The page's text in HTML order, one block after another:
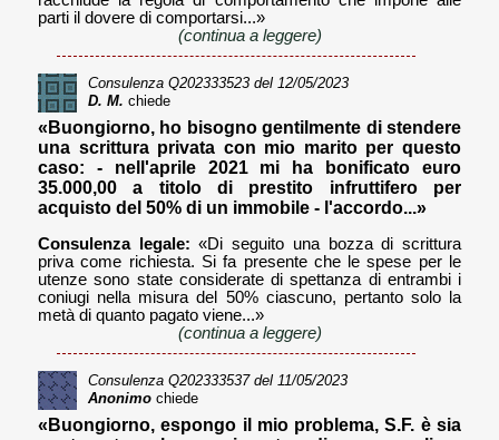
parti il dovere di comportarsi...»
(continua a leggere)
Consulenza Q202333523 del 12/05/2023
D. M. chiede
«Buongiorno, ho bisogno gentilmente di stendere
una scrittura privata con mio marito per questo
caso: - nell'aprile 2021 mi ha bonificato euro
35.000,00 a titolo di prestito infruttifero per
acquisto del 50% di un immobile - l'accordo...»
Consulenza legale: «Di seguito una bozza di scrittura
priva come richiesta. Si fa presente che le spese per le
utenze sono state considerate di spettanza di entrambi i
coniugi nella misura del 50% ciascuno, pertanto solo la
metà di quanto pagato viene...»
(continua a leggere)
Consulenza Q202333537del 11/05/2023
Anonimo chiede
«Buongiorno, espongo il mio problema, S.F. è sia